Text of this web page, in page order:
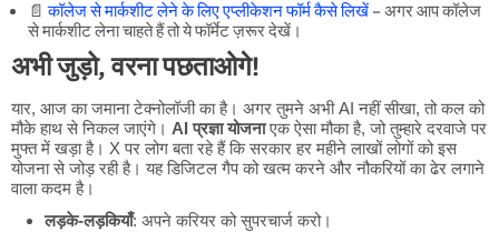
📄कॉलेज से मार्कशीट लेने के लिए एप्लीकेशन फॉर्म कैसे लिखें – अगर आप कॉलेज
से मार्कशीट लेना चाहते हैं तो ये फॉर्मेट ज़रूर देखें।
अभी जुड़ो, वरना पछताओगे!
यार, आज का जमाना टेक्नोलॉजी का है। अगर तुमने अभी AI नहीं सीखा, तो कल को
मौके हाथ से निकल जाएंगे। AI प्रज्ञा योजनाएक ऐसा मौका है, जो तुम्हारे दरवाजे पर
मुफ्त में खड़ा है। X पर लोग बता रहे हैं कि सरकार हर महीने लाखों लोगों को इस
योजना से जोड़ रही है। यह डिजिटल गैप को खत्म करने और नौकरियों का ढेर लगाने
वाला कदम है।
लड़के-लड़कियाँ: अपने करियर को सुपरचार्ज करो।